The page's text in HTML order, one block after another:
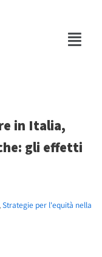
in Italia,
gli effetti
,Strategie per l'equità nella